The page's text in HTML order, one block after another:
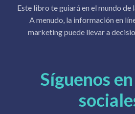
Este libro te guiará en el mundo de
A menudo, la información en
marketing puede llevar a
Síguenos